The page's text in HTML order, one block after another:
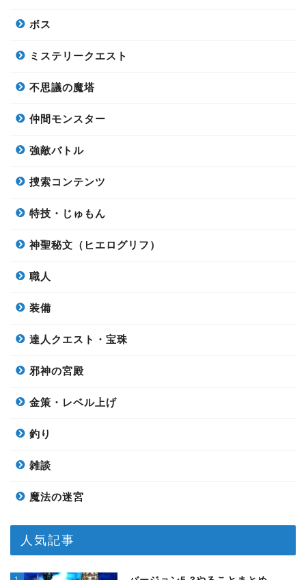
ボス
ミステリークエスト
不思議の魔塔
仲間モンスター
強敵バトル
捜索コンテンツ
特技・じゅもん
神聖秘文（ヒエログリフ）
職人
装備
達人クエスト・宝珠
邪神の宮殿
金策・レベル上げ
釣り
雑談
魔法の迷宮
人気記事